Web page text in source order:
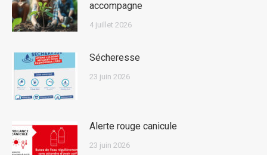
accompagne
4 juillet 2026
Sécheresse
23 juin 2026
Alerte rouge canicule
23 juin 2026